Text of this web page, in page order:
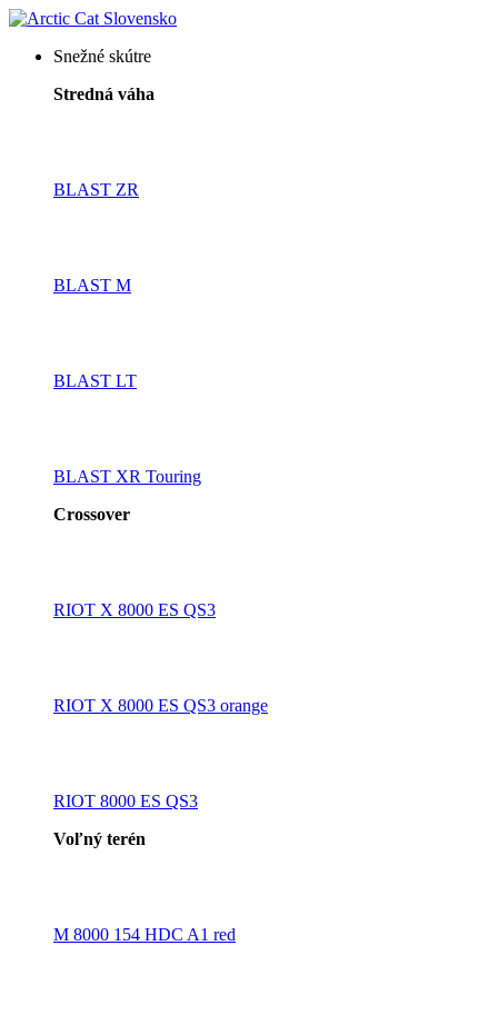
Snežné skútre
Stredná váha
BLAST ZR
BLAST M
BLAST LT
BLAST XR Touring
Crossover
RIOT X 8000 ES QS3
RIOT X 8000 ES QS3 orange
RIOT 8000 ES QS3
Voľný terén
M 8000 154 HDC A1 red